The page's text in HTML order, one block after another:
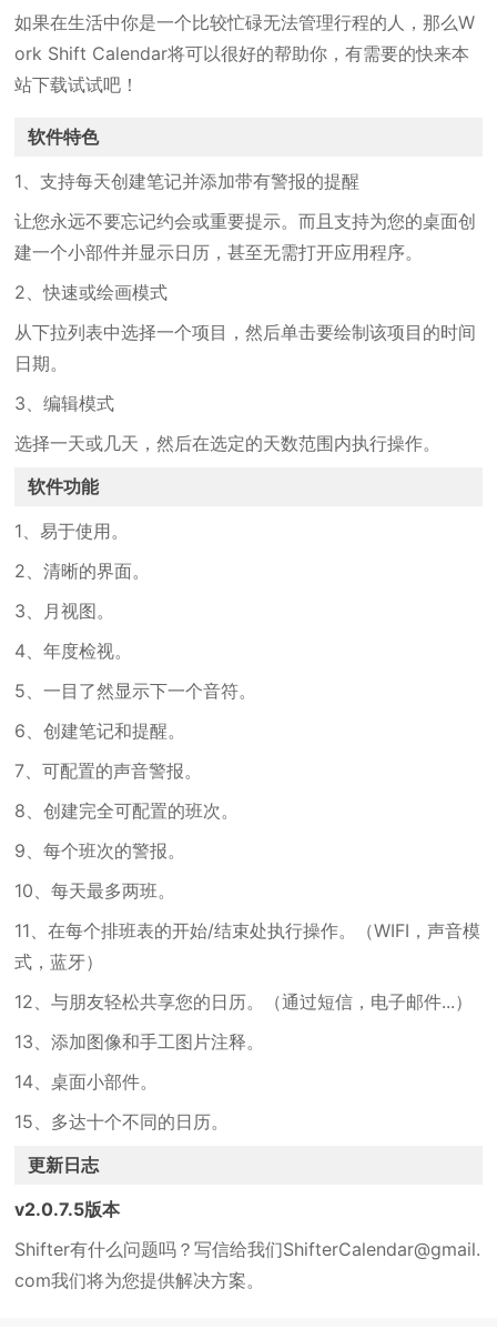
如果在生活中你是一个比较忙碌无法管理行程的人，那么W
ork Shift Calendar将可以很好的帮助你，有需要的快来本
站下载试试吧！
软件特色
1、支持每天创建笔记并添加带有警报的提醒
让您永远不要忘记约会或重要提示。而且支持为您的桌面创
建一个小部件并显示日历，甚至无需打开应用程序。
2、快速或绘画模式
从下拉列表中选择一个项目，然后单击要绘制该项目的时间
日期。
3、编辑模式
选择一天或几天，然后在选定的天数范围内执行操作。
软件功能
1、易于使用。
2、清晰的界面。
3、月视图。
4、年度检视。
5、一目了然显示下一个音符。
6、创建笔记和提醒。
7、可配置的声音警报。
8、创建完全可配置的班次。
9、每个班次的警报。
10、每天最多两班。
11、在每个排班表的开始/结束处执行操作。（WIFI，声音模
式，蓝牙）
12、与朋友轻松共享您的日历。（通过短信，电子邮件...）
13、添加图像和手工图片注释。
14、桌面小部件。
15、多达十个不同的日历。
更新日志
v2.0.7.5版本
Shifter有什么问题吗？写信给我们ShifterCalendar@gmail.
com我们将为您提供解决方案。